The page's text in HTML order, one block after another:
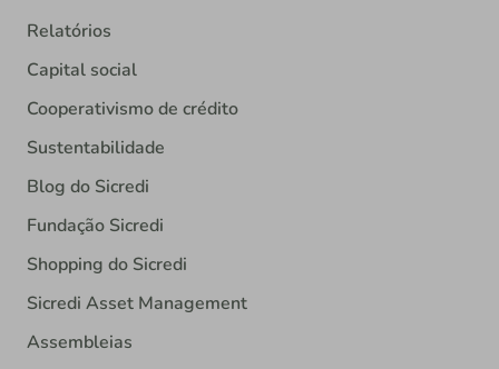
Relatórios
Capital social
Cooperativismo de crédito
Sustentabilidade
Blog do Sicredi
Fundação Sicredi
Shopping do Sicredi
Sicredi Asset Management
Assembleias